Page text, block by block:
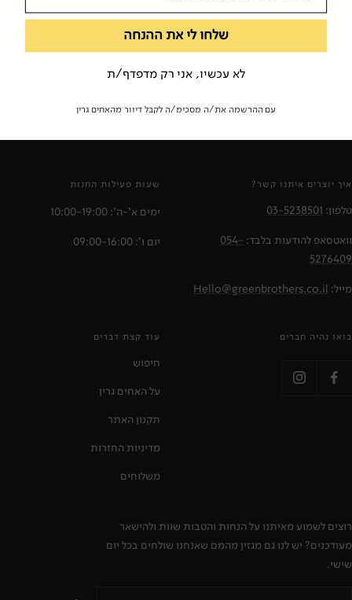
לא זמין
מילות מפתח:
גטאות לובלין עלייה לארץ ישראל
איך יוצרים איתנו קשר?
טלפון: 03-5238501
וואטסאפ להודעות בלבד: 054-
5276409
מייל: Hello@greenbrothers.co.il
שעות פעילות החנות
ימים א'-ה': 10:00-19:00
יום ו': 09:00-16:00
בואו נהיה חברים עוד קצת דברים
חיפוש
על האחים גרין
תקנון האתר
מדיניות החזרות
משלוחים
רוצים לשמוע מאיתנו על הנחות והטבות שוות ולהישאר
מעודכנים? יש לנו גם מגזין מהמם שאנחנו שולחים בכל יום
שישי.
שלחו לי את ההנחה
לא עכשיו, אני רק מדפדף/ת
עם ההרשמה את/ה מסכימ/ה לקבל דיוור מהאחים גרין